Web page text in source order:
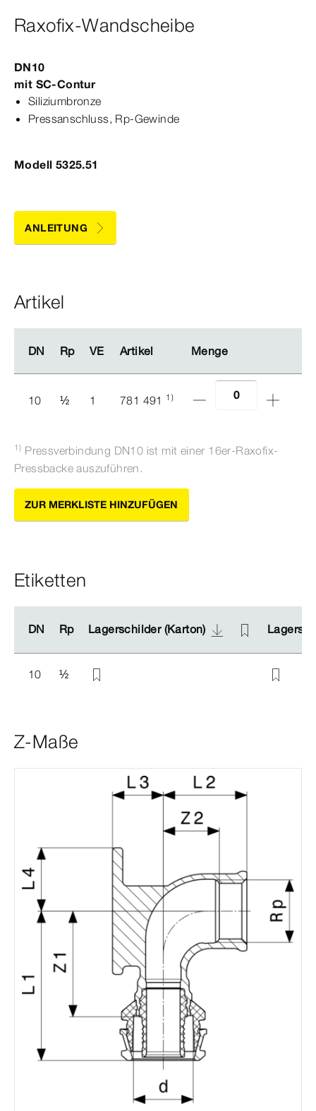
Raxofix-Wandscheibe
DN10
mit SC‑Contur
Siliziumbronze
Press­anschluss, Rp‑Gewinde
Modell 5325.51
ANLEITUNG
Artikel
DN Rp VE Artikel Menge
DN Rp VE Artikel Menge
10 ½ 1 781 491 1)
1) Pressverbindung DN10 ist mit einer 16er-​Raxofix-​
Pressbacke auszuführen.
ZUR MERKLISTE HINZUFÜGEN
Etiketten
DN Rp Lagerschilder (Karton)
DN Rp Lagerschilder (Karton)
10 ½
Z-Maße